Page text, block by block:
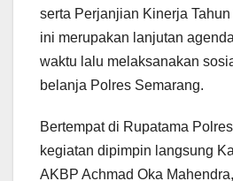
serta Perjanjian Kinerja
ini merupakan lanjutan
waktu lalu melaksanakan
belanja Polres Semarang.
Bertempat di Rupatama
kegiatan dipimpin langsung
AKBP Achmad Oka